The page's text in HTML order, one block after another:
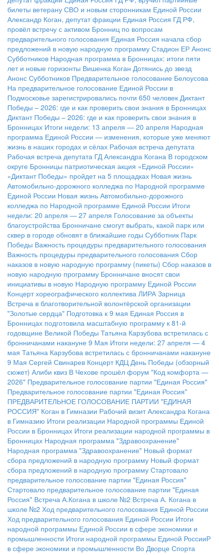
билеты ветерану СВО и новым сторонникам Единой России
Александр Коган, депутат фракции Единая Россия ГД РФ,
провёл встречу с активом Бронниц по вопросам
предварительного голосования Единая Россия начала сбор
предложений в новую народную программу Стадион ЕР Анонс
Субботников Народная программа в Бронницах: итоги пяти
лет и новые горизонты Вишенка Коган Дотянись до звезд
Анонс Субботников Предварительное голосование Белоусова
На предварительное голосование Единой России в
Подмосковье зарегистрировались почти 650 человек Диктант
Победы – 2026: где и как проверить свои знания в Бронницах
Диктант Победы – 2026: где и как проверить свои знания в
Бронницах Итоги недели: 13 апреля — 20 апреля Народная
программа Единой России — изменения, которые уже меняют
жизнь в наших городах и сёлах Рабочая встреча депутата
Рабочая встреча депутата ГД Александра Когана В городском
округе Бронницы патриотическая акция «Единой России»
«Диктант Победы» пройдет на 5 площадках Новая жизнь
Автомобильно-дорожного колледжа по Народной программе
Единой России Новая жизнь Автомобильно-дорожного
колледжа по Народной программе Единой России Итоги
недели: 20 апреля — 27 апреля Голосование за объекты
благоустройства Бронничане смогут выбрать, какой парк или
сквер в городе обновят в ближайшие годы Субботник Парк
Победы Важность процедуры предварительного голосования
Важность процедуры предварительного голосования Сбор
наказов в новую народную программу (пикеты) Сбор наказов в
новую народную программу Бронничане вносят свои
инициативы в новую Народную программу Единой России
Концерт хореографического коллектива ЛИРА Зарница
Встреча в благотворительной волонтёрской организации
"Золотые сердца" Подготовка к 9 мая Единая Россия в
Бронницах подготовила масштабную программу к 81-й
годовщине Великой Победы Татьяна Карзубова встретилась с
бронничанами накануне 9 Мая Итоги недели: 27 апреля — 4
мая Татьяна Карзубова встретилась с бронничанами накануне
9 Мая Сергей Свинарев Концерт КДЦ День Победы (обзорный
сюжет) Алиби квиз В Чехове прошёл форум "Код комфорта —
2026" Предварительное голосование партии "Единая Россия"
Предварительное голосование партии "Единая Россия"
ПРЕДВАРИТЕЛЬНОЕ ГОЛОСОВАНИЕ ПАРТИИ "ЕДИНАЯ
РОССИЯ" Коган в Гимназии Рабочий визит Александра Когана
в Гимназию Итоги реализации Народной программы Единой
России в Бронницах Итоги реализации народной программы в
Бронницах Народная программа "Здравоохранение"
Народная программа "Здравоохранение" Новый формат
сбора предложений в народную программу Новый формат
сбора предложений в народную программу Стартовало
предварительное голосование партии "Единая Россия"
Стартовало предварительное голосование партии "Единая
Россия" Встреча А.Когана в школе №2 Встреча А. Когана в
школе №2 Ход предварительного голосования Единой России
Ход предварительного голосования Единой России Итоги
народной программы Единой России в сфере экономики и
промышленности Итоги народной программы Единой РоссииР
в сфере экономики и промышленности Во Дворце Спорта